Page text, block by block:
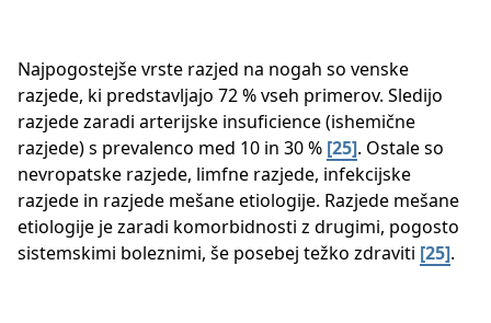
Najpogostejše vrste razjed na nogah so venske
razjede, ki predstavljajo 72 % vseh primerov. Sledijo
razjede zaradi arterijske insuficience (ishemične
razjede) s prevalenco med 10 in 30 % ​ [25]​. Ostale so
nevropatske razjede, limfne razjede, infekcijske
razjede in razjede mešane etiologije. Razjede mešane
etiologije je zaradi komorbidnosti z drugimi, pogosto
sistemskimi boleznimi, še posebej težko zdraviti [25].